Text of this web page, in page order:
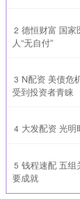
2 德恒财富 国家
人“无自付”
3 ​N配资 美债危
受到投资者青睐
4 大发配资 光
5 钱程速配 五组
要成就